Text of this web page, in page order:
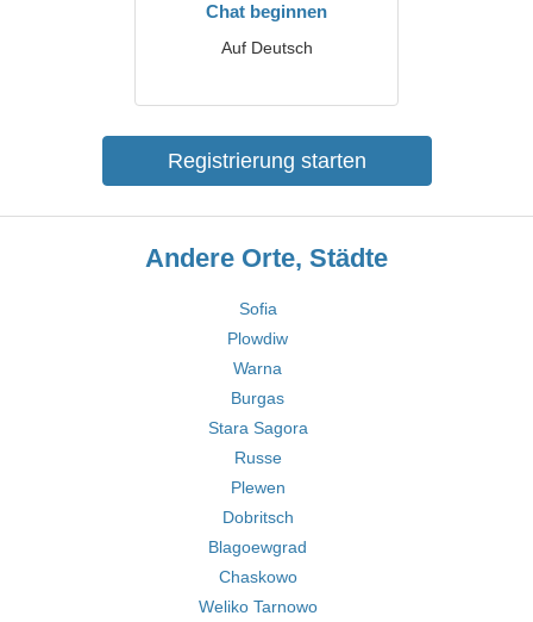
Chat beginnen
Auf Deutsch
Registrierung starten
Andere Orte, Städte
Sofia
Plowdiw
Warna
Burgas
Stara Sagora
Russe
Plewen
Dobritsch
Blagoewgrad
Chaskowo
Weliko Tarnowo